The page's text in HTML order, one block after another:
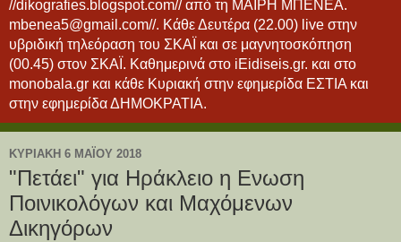
//dikografies.blogspot.com// από τη ΜΑΙΡΗ ΜΠΕΝΕΑ.
mbenea5@gmail.com//. Κάθε Δευτέρα (22.00) live στην
υβριδική τηλεόραση του ΣΚΑΪ και σε μαγνητοσκόπηση
(00.45) στον ΣΚΑΪ. Καθημερινά στο iEidiseis.gr. και στο
monobala.gr και κάθε Κυριακή στην εφημερίδα ΕΣΤΙΑ και
στην εφημερίδα ΔΗΜΟΚΡΑΤΙΑ.
ΚΥΡΙΑΚΉ 6 ΜΑΪ́ΟΥ 2018
"Πετάει" για Ηράκλειο η Ενωση
Ποινικολόγων και Μαχόμενων
Δικηγόρων